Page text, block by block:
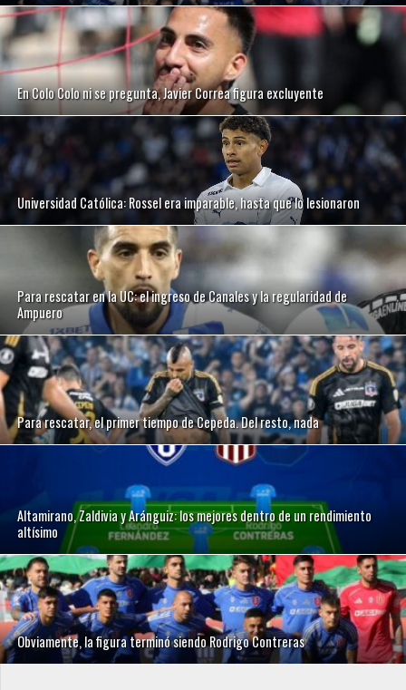
En Colo Colo ni se pregunta, Javier Correa figura excluyente
Universidad Católica: Rossel era imparable, hasta que lo lesionaron
Para rescatar en la UC: el ingreso de Canales y la regularidad de
Ampuero
Para rescatar, el primer tiempo de Cepeda. Del resto, nada
Altamirano, Zaldivia y Aránguiz: los mejores dentro de un rendimiento
altísimo
Obviamente, la figura terminó siendo Rodrigo Contreras